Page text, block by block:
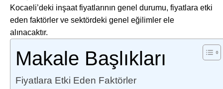
Kocaeli’deki inşaat fiyatlarının genel durumu, fiyatlara etki
eden faktörler ve sektördeki genel eğilimler ele
alınacaktır.
Makale Başlıkları
Fiyatlara Etki Eden Faktörler